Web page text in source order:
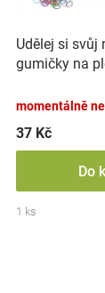
děti
Těhotenské
oblečení
Novinky
Značky
ůo
d
u
t
ů
Udělej si svůj
gumičky na
momentálně
37 Kč
Do
1 ks